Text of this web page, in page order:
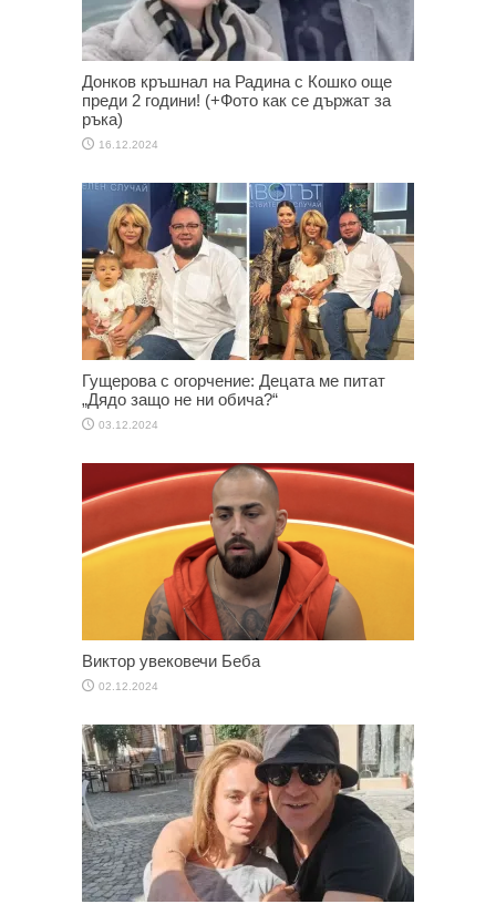
Донков кръшнал на Радина с Кошко още
преди 2 години! (+Фото как се държат за
ръка)
16.12.2024
Гущерова с огорчение: Децата ме питат
„Дядо защо не ни обича?“
03.12.2024
Виктор увековечи Беба
02.12.2024